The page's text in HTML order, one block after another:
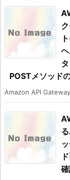
POSTメソッド
Amazon API